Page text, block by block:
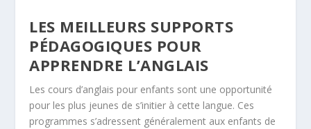
LES MEILLEURS SUPPORTS
PÉDAGOGIQUES POUR
APPRENDRE L’ANGLAIS
Les cours d’anglais pour enfants sont une opportunité
pour les plus jeunes de s’initier à cette langue. Ces
programmes s’adressent généralement aux enfants de